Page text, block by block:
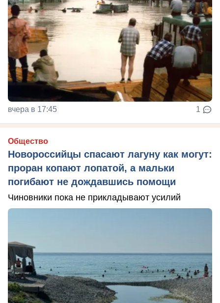
вчера в 17:45 1
Общество
Новороссийцы спасают лагуну как могут:
проран копают лопатой, а мальки
погибают не дождавшись помощи
Чиновники пока не прикладывают усилий